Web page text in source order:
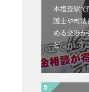
本塩釜駅で
護士や司法
める交渉が
ど